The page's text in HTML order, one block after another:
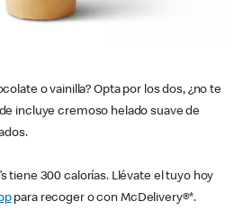
o vainilla? Opta por los dos, ¿no te
incluye cremoso helado suave de
tiene 300 calorías. Llévate el tuyo hoy
para recoger o con McDelivery®*.